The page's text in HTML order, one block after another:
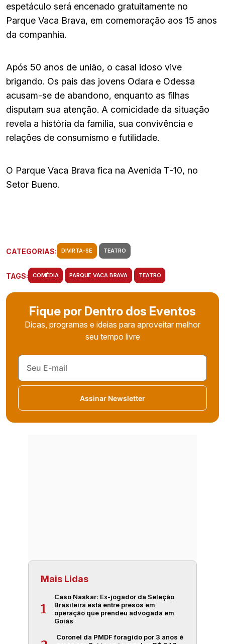
espetáculo será encenado gratuitamente no
Parque Vaca Brava, em comemoração aos 15 anos
da companhia.
Após 50 anos de união, o casal idoso vive
brigando. Os pais das jovens Odara e Odessa
acusam-se de abandono, enquanto as filhas
disputam sua atenção. A comicidade da situação
revela a história da família, sua convivência e
relações de consumismo e futilidade.
O Parque Vaca Brava fica na Avenida T-10, no
Setor Bueno.
CATEGORIAS: DIVIRTA-SE TEATRO
TAGS: COMÉDIA PARQUE VACA BRAVA TEATRO
Fique por Dentro dos Eventos
Dicas, programas e ideias para aproveitar melhor
seu tempo livre
Assinar Newsletter
Mais Lidas
1
Caso Naskar: Ex-jogador da Seleção
Brasileira está entre presos em
operação que prendeu advogada em
Goiás
Coronel da PMDF foragido por 3 anos é